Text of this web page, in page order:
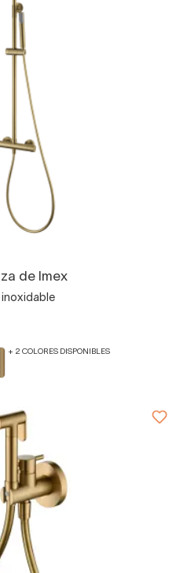
de Imex
inoxidable
+ 2 COLORES DISPONIBLES